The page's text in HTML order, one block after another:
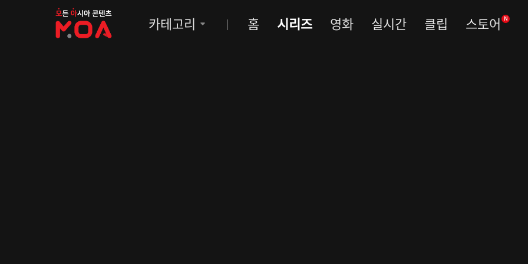
MOA
카테고리 홈 시리즈 영화 실시간 클립 스토어 N